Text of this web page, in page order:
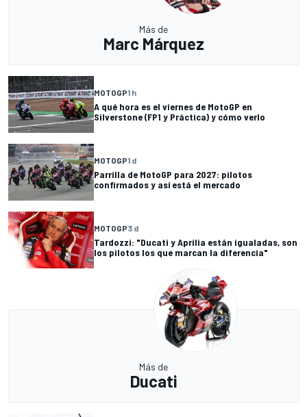
Más de
Marc Márquez
MOTOGP1 h
A qué hora es el viernes de MotoGP en
Silverstone (FP1 y Práctica) y cómo verlo
MOTOGP1 d
Parrilla de MotoGP para 2027: pilotos
confirmados y así está el mercado
MOTOGP3 d
Tardozzi: "Ducati y Aprilia están igualadas, son
los pilotos los que marcan la diferencia"
Más de
Ducati